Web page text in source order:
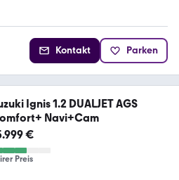
Kontakt Parken
Ignis 1.2 DUALJET AGS
Navi+Cam
€
Preis